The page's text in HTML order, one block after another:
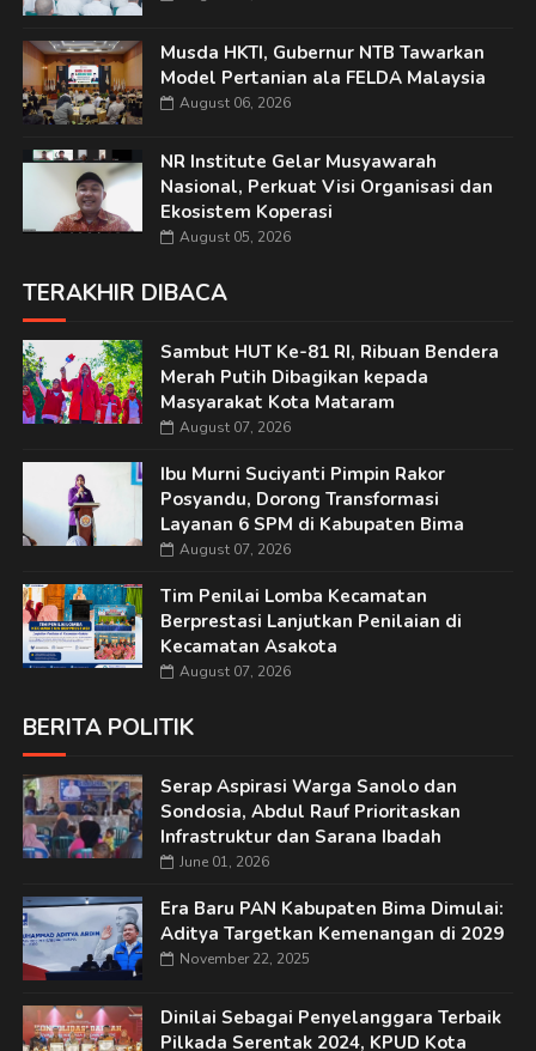
Musda HKTI, Gubernur NTB Tawarkan
Model Pertanian ala FELDA Malaysia
August 06, 2026
NR Institute Gelar Musyawarah
Nasional, Perkuat Visi Organisasi dan
Ekosistem Koperasi
August 05, 2026
TERAKHIR DIBACA
Sambut HUT Ke-81 RI, Ribuan Bendera
Merah Putih Dibagikan kepada
Masyarakat Kota Mataram
August 07, 2026
Ibu Murni Suciyanti Pimpin Rakor
Posyandu, Dorong Transformasi
Layanan 6 SPM di Kabupaten Bima
August 07, 2026
Tim Penilai Lomba Kecamatan
Berprestasi Lanjutkan Penilaian di
Kecamatan Asakota
August 07, 2026
BERITA POLITIK
Serap Aspirasi Warga Sanolo dan
Sondosia, Abdul Rauf Prioritaskan
Infrastruktur dan Sarana Ibadah
June 01, 2026
Era Baru PAN Kabupaten Bima Dimulai:
Aditya Targetkan Kemenangan di 2029
November 22, 2025
Dinilai Sebagai Penyelanggara Terbaik
Pilkada Serentak 2024, KPUD Kota